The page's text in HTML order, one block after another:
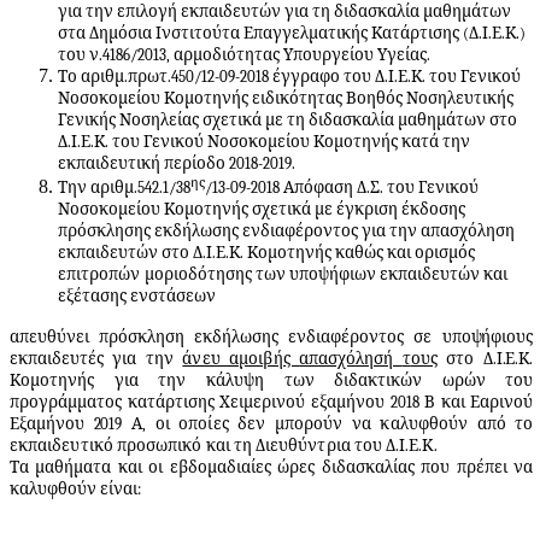
για την επιλογή εκπαιδευτών για τη διδασκαλία μαθημάτων
στα Δημόσια Ινστιτούτα Επαγγελματικής Κατάρτισης (Δ.Ι.Ε.Κ.)
του ν.4186/2013, αρμοδιότητας Υπουργείου Υγείας.
Το αριθμ.πρωτ.450/12-09-2018 έγγραφο του Δ.Ι.Ε.Κ. του Γενικού
Νοσοκομείου Κομοτηνής ειδικότητας Βοηθός Νοσηλευτικής
Γενικής Νοσηλείας σχετικά με τη διδασκαλία μαθημάτων στο
Δ.Ι.Ε.Κ. του Γενικού Νοσοκομείου Κομοτηνής κατά την
εκπαιδευτική περίοδο 2018-2019.
Την αριθμ.542.1/38ης/13-09-2018 Απόφαση Δ.Σ. του Γενικού
Νοσοκομείου Κομοτηνής σχετικά με έγκριση έκδοσης
πρόσκλησης εκδήλωσης ενδιαφέροντος για την απασχόληση
εκπαιδευτών στο Δ.Ι.Ε.Κ. Κομοτηνής καθώς και ορισμός
επιτροπών μοριοδότησης των υποψήφιων εκπαιδευτών και
εξέτασης ενστάσεων
απευθύνει πρόσκληση εκδήλωσης ενδιαφέροντος σε υποψήφιους
εκπαιδευτές για την άνευ αμοιβήςαπασχόλησή τουςστο Δ.Ι.Ε.Κ.
Κομοτηνής για την κάλυψη των διδακτικών ωρών του
προγράμματος κατάρτισης Χειμερινού εξαμήνου 2018Β και Εαρινού
Εξαμήνου 2019Α, οι οποίες δεν μπορούν να καλυφθούν από το
εκπαιδευτικό προσωπικό και τη Διευθύντρια του Δ.Ι.Ε.Κ.
Τα μαθήματα και οι εβδομαδιαίες ώρες διδασκαλίας που πρέπει να
καλυφθούν είναι: